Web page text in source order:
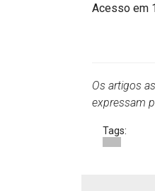
Acesso em
Os artigos
expressam
Tags: